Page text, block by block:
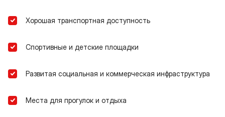
Хорошая транспортная доступность
Спортивные и детские площадки
Развитая социальная и коммерческая инфраструктура
Места для прогулок и отдыха